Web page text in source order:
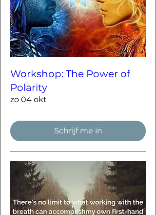
Workshop: The Power of
Polarity
zo 04 okt
Schrijf me in